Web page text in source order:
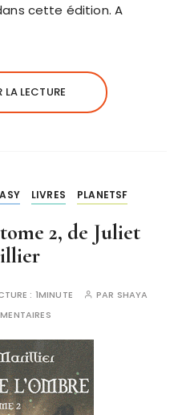
cette édition. A
LECTURE
LIVRES PLANETSF
2, de Juliet
: 1MINUTE PAR SHAYA